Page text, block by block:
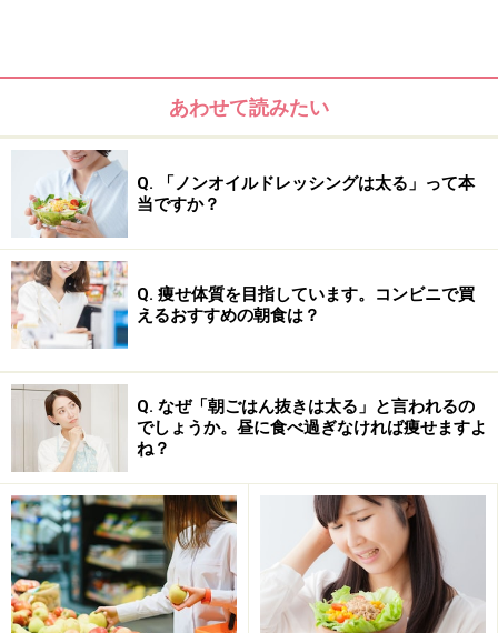
が、噛むことにより脳内で作られる分に関しては食欲抑
制の効果があります。
噛むべき回数についてはあまり多すぎても大変なことも
あって、一口ごとに30回くらいを目安とするのが良いと
言われています。
慣れるまで多少の努力が必要ですが、やってみる価値は
十分あります。
またゆっくりと食事をとることでも(一般に食事開始から
20分程経過後と言われますが)、満腹中枢が刺激されるの
で、相乗効果も期待できます。
ヒスタミンの原料となるのはアミノ酸の一種「ヒスチジ
あわせて読みたい
Q. 「ノンオイルドレッシングは太る」って本
当ですか？
Q. 痩せ体質を目指しています。コンビニで買
えるおすすめの朝食は？
Q. なぜ「朝ごはん抜きは太る」と言われるの
でしょうか。昼に食べ過ぎなければ痩せますよ
ね？